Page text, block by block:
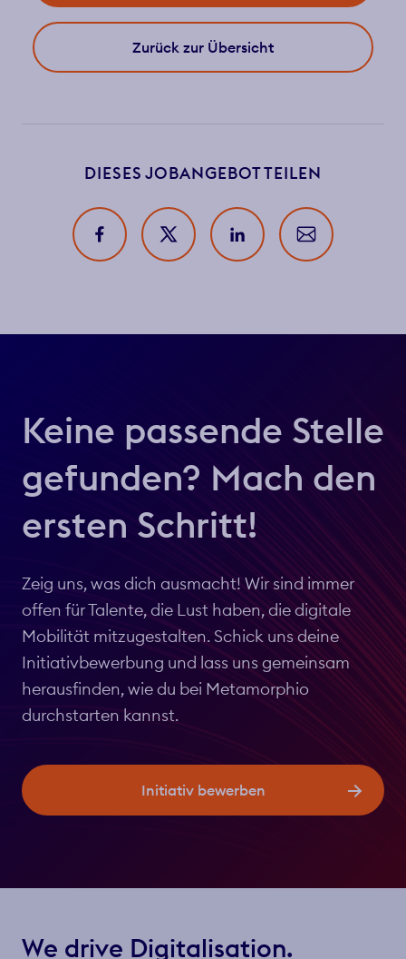
Zurück zur Übersicht
DIESES JOBANGEBOT TEILEN
Keine passende Stelle
gefunden? Mach den
ersten Schritt!
Zeig uns, was dich ausmacht! Wir sind immer
offen für Talente, die Lust haben, die digitale
Mobilität mitzugestalten. Schick uns deine
Initiativbewerbung und lass uns gemeinsam
herausfinden, wie du bei Metamorphio
durchstarten kannst.
Initiativ bewerben
We drive Digitalisation.